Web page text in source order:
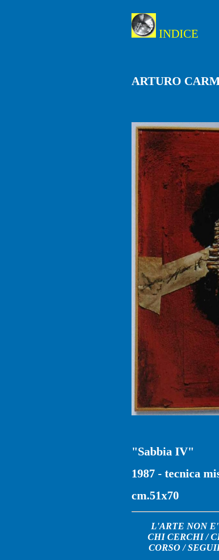
INDICE
ARTURO
"Sabbia IV"
1987 - tecnica
cm.51x70
L'ARTE NON
CHI CERCHI /
CORSO /